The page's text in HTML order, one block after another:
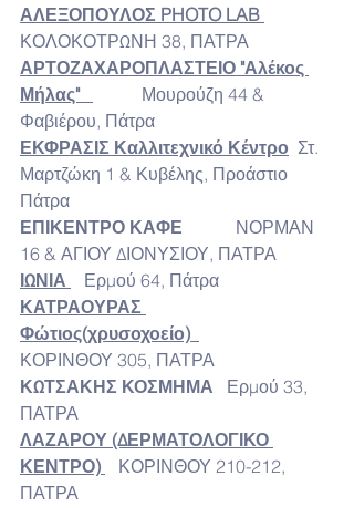
ΑΛΕΞΟΠΟΥΛΟΣ PHOTO LAB
ΚΟΛΟΚΟΤΡΩΝΗ 38, ΠΑΤΡΑ
ΑΡΤΟΖΑΧΑΡΟΠΛΑΣΤΕΙΟ "Αλέκος
Μήλας"
Μουρούζη 44 &
Φαβιέρου, Πάτρα
ΕΚΦΡΑΣΙΣ Καλλιτεχνικό Κέντρο Στ.
Μαρτζώκη 1 & Κυβέλης, Προάστιο
Πάτρα
ΕΠΙΚΕΝΤΡΟ ΚΑΦΕ
ΝΟΡΜΑΝ
16 & ΑΓΙΟΥ ΔΙΟΝΥΣΙΟΥ, ΠΑΤΡΑ
ΙΩΝΙΑ
Ερμού 64, Πάτρα
ΚΑΤΡΑΟΥΡΑΣ
Φώτιος(χρυσοχοείο)
ΚΟΡΙΝΘΟΥ 305, ΠΑΤΡΑ
ΚΩΤΣΑΚΗΣ ΚΟΣΜΗΜΑ Ερμού 33,
ΠΑΤΡΑ
ΛΑΖΑΡΟΥ (ΔΕΡΜΑΤΟΛΟΓΙΚΟ
ΚΕΝΤΡΟ)
ΚΟΡΙΝΘΟΥ 210-212,
ΠΑΤΡΑ